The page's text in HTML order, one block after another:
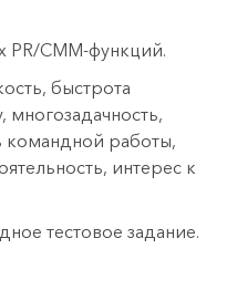
PR/СММ-функций.
быстрота
многозадачность,
командной работы,
интерес к
тестовое задание.